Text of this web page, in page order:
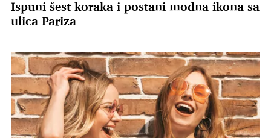
Ispuni šest koraka i postani modna ikona sa
ulica Pariza